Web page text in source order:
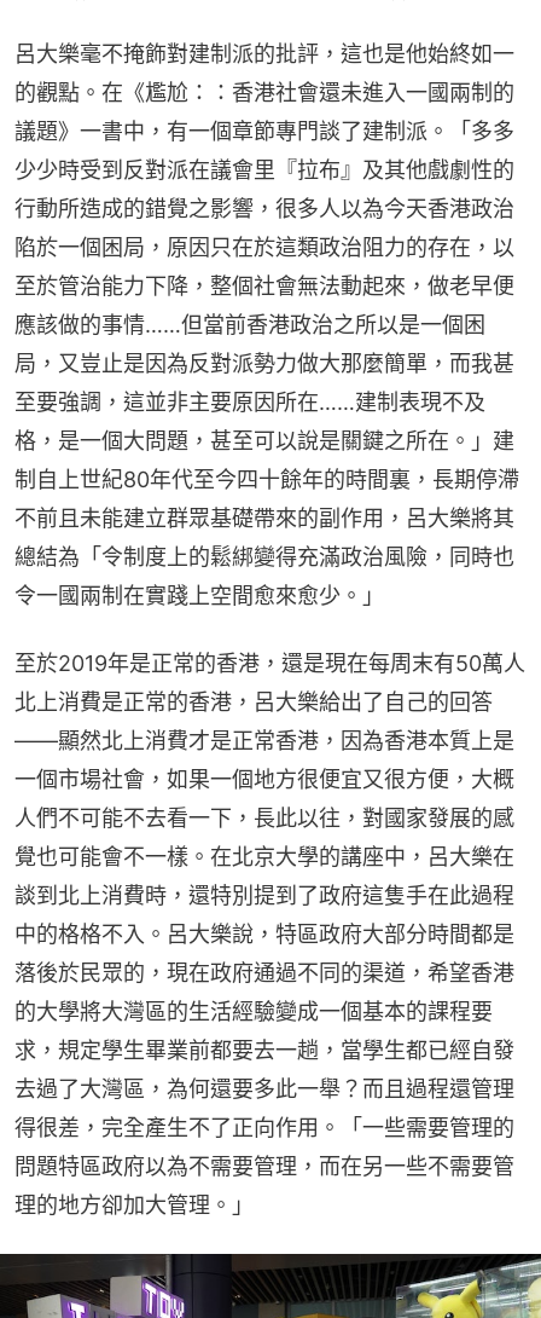
呂大樂毫不掩飾對建制派的批評，這也是他始終如一
的觀點。在《尷尬：：香港社會還未進入一國兩制的
議題》一書中，有一個章節專門談了建制派。「多多
少少時受到反對派在議會里『拉布』及其他戲劇性的
行動所造成的錯覺之影響，很多人以為今天香港政治
陷於一個困局，原因只在於這類政治阻力的存在，以
至於管治能力下降，整個社會無法動起來，做老早便
應該做的事情……但當前香港政治之所以是一個困
局，又豈止是因為反對派勢力做大那麼簡單，而我甚
至要強調，這並非主要原因所在……建制表現不及
格，是一個大問題，甚至可以說是關鍵之所在。」建
制自上世紀80年代至今四十餘年的時間裏，長期停滯
不前且未能建立群眾基礎帶來的副作用，呂大樂將其
總結為「令制度上的鬆綁變得充滿政治風險，同時也
令一國兩制在實踐上空間愈來愈少。」
至於2019年是正常的香港，還是現在每周末有50萬人
北上消費是正常的香港，呂大樂給出了自己的回答
——顯然北上消費才是正常香港，因為香港本質上是
一個市場社會，如果一個地方很便宜又很方便，大概
人們不可能不去看一下，長此以往，對國家發展的感
覺也可能會不一樣。在北京大學的講座中，呂大樂在
談到北上消費時，還特別提到了政府這隻手在此過程
中的格格不入。呂大樂說，特區政府大部分時間都是
落後於民眾的，現在政府通過不同的渠道，希望香港
的大學將大灣區的生活經驗變成一個基本的課程要
求，規定學生畢業前都要去一趟，當學生都已經自發
去過了大灣區，為何還要多此一舉？而且過程還管理
得很差，完全產生不了正向作用。「一些需要管理的
問題特區政府以為不需要管理，而在另一些不需要管
理的地方卻加大管理。」